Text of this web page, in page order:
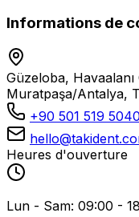
Informations de
Güzeloba,
Muratpaşa/Antalya,
+90 501 519 5040
Heures d'ouverture
Lun - Sam: 09:00 -